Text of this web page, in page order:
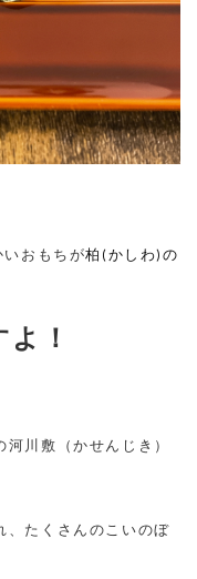
いおもちが柏 ( かしわ)の
！
川敷（かせんじき）
、たくさんのこいのぼ